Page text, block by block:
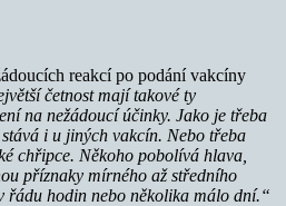
reakcí po podání vakcíny
četnost mají takové ty
na nežádoucí účinky. Jako je třeba
i u jiných vakcín. Nebo třeba
chřipce. Někoho pobolívá hlava,
příznaky mírného až středního
řádu hodin nebo několika málo dní.“